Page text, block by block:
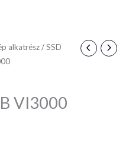
alkatrész/SSD
VI3000